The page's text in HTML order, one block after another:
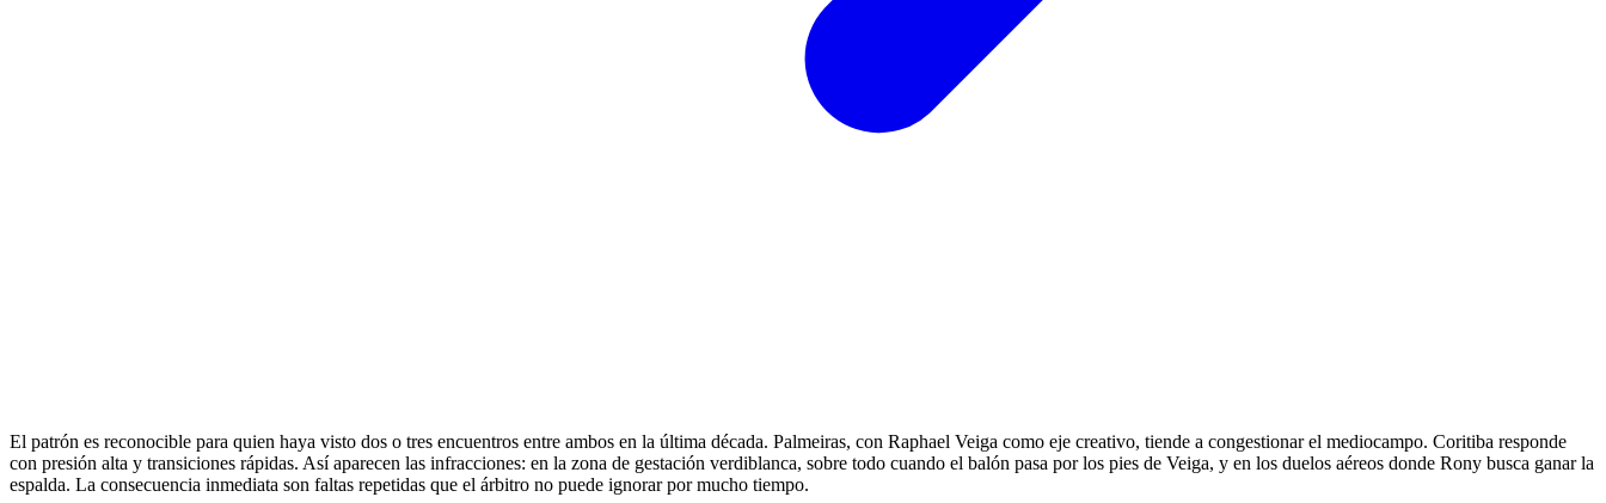
El patrón es reconocible para quien haya visto dos o tres encuentros entre ambos en la última década. Palmeiras, con Raphael Veiga como eje creativo, tiende a congestionar el mediocampo. Coritiba responde
con presión alta y transiciones rápidas. Así aparecen las infracciones: en la zona de gestación verdiblanca, sobre todo cuando el balón pasa por los pies de Veiga, y en los duelos aéreos donde Rony busca ganar la
espalda. La consecuencia inmediata son faltas repetidas que el árbitro no puede ignorar por mucho tiempo.